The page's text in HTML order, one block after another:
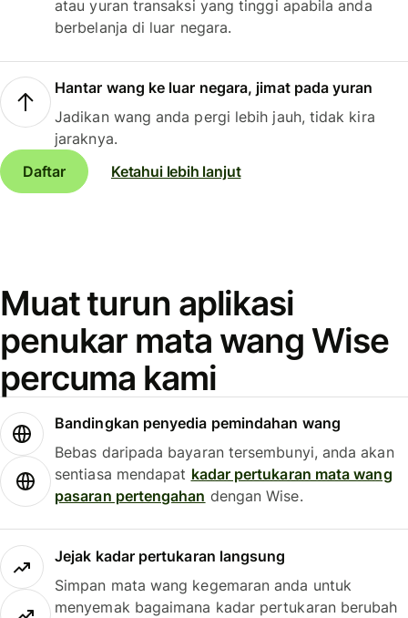
atau yuran transaksi yang tinggi apabila anda
berbelanja di luar negara.
Hantar wang ke luar negara, jimat pada yuran
Jadikan wang anda pergi lebih jauh, tidak kira
jaraknya.
Daftar
Ketahui lebih lanjut
Muat turun aplikasi
penukar mata wang Wise
percuma kami
Bandingkan penyedia pemindahan wang
Bebas daripada bayaran tersembunyi, anda akan
sentiasa mendapat kadar pertukaran mata wang
pasaran pertengahan dengan Wise.
Jejak kadar pertukaran langsung
Simpan mata wang kegemaran anda untuk
menyemak bagaimana kadar pertukaran berubah